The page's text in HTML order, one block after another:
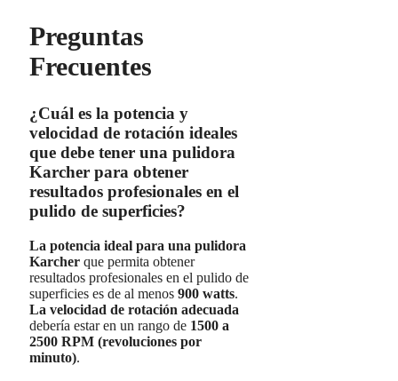
Preguntas
Frecuentes
¿Cuál es la potencia y
velocidad de rotación ideales
que debe tener una pulidora
Karcher para obtener
resultados profesionales en el
pulido de superficies?
La potencia ideal para una pulidora
Karcher que permita obtener
resultados profesionales en el pulido de
superficies es de al menos 900 watts.
La velocidad de rotación adecuada
debería estar en un rango de 1500 a
2500 RPM (revoluciones por
minuto).